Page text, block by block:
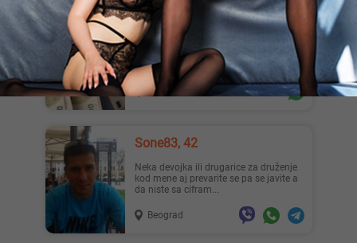
Stefan8282, 23
Tražim devojku iz Beograda za
upoznavanje uz moju
nadoknadu.Imam 23 godine. Javite se
samo na wa ...
Beograd
Sone83, 42
Neka devojka ili drugarice za druženje
kod mene aj prevarite se pa se javite a
da niste sa cifram...
Beograd